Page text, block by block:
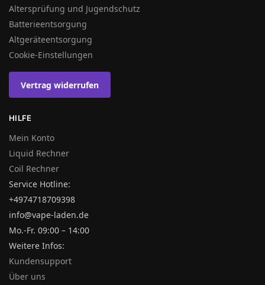
Altersprüfung und Jugendschutz
Batterieentsorgung
Altgeräteentsorgung
Cookie-Einstellungen
Vertrag widerrufen
HILFE
Mein Konto
Liquid Rechner
Coil Rechner
Service Hotline:
+4974718709398
info@vape-laden.de
Mo.-Fr. 09:00 – 14:00
Weitere Infos:
Kundensupport
Über uns